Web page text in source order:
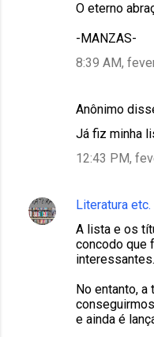
O eterno
-MANZAS-
8:39 AM,
Anônimo
Já fiz minha
12:43 PM,
Literatura etc.
A lista e os
concodo que
interessantes.
No entanto, a
e ainda é